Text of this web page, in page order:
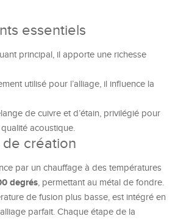
essentiels
principal, il apporte une richesse
utilisé pour l’alliage, il influence la
de cuivre et d’étain, privilégié pour
acoustique.
création
par un chauffage à des températures
degrés, permettant au métal de fondre.
de fusion plus basse, est intégré en
parfait. Chaque étape de la